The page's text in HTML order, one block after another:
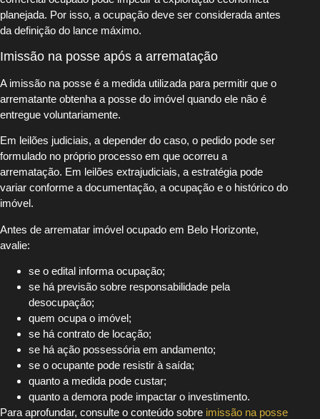
planejada. Por isso, a ocupação deve ser considerada antes
da definição do lance máximo.
Imissão na posse após a arrematação
A imissão na posse é a medida utilizada para permitir que o
arrematante obtenha a posse do imóvel quando ele não é
entregue voluntariamente.
Em leilões judiciais, a depender do caso, o pedido pode ser
formulado no próprio processo em que ocorreu a
arrematação. Em leilões extrajudiciais, a estratégia pode
variar conforme a documentação, a ocupação e o histórico do
imóvel.
Antes de arrematar imóvel ocupado em Belo Horizonte,
avalie:
se o edital informa ocupação;
se há previsão sobre responsabilidade pela
desocupação;
quem ocupa o imóvel;
se há contrato de locação;
se há ação possessória em andamento;
se o ocupante pode resistir à saída;
quanto a medida pode custar;
quanto a demora pode impactar o investimento.
Para aprofundar, consulte o conteúdo sobre imissão na posse